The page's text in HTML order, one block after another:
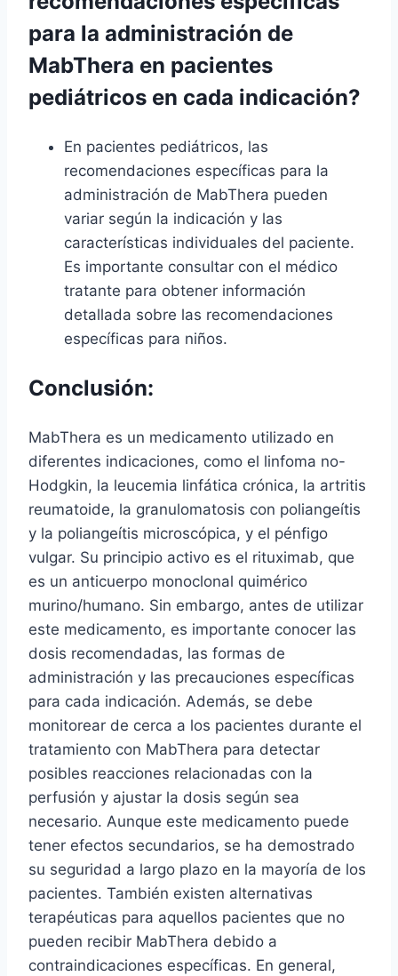
para la administración de
MabThera en pacientes
pediátricos en cada indicación?
En pacientes pediátricos, las
recomendaciones específicas para la
administración de MabThera pueden
variar según la indicación y las
características individuales del paciente.
Es importante consultar con el médico
tratante para obtener información
detallada sobre las recomendaciones
específicas para niños.
Conclusión:
MabThera es un medicamento utilizado en
diferentes indicaciones, como el linfoma no-
Hodgkin, la leucemia linfática crónica, la artritis
reumatoide, la granulomatosis con poliangeítis
y la poliangeítis microscópica, y el pénfigo
vulgar. Su principio activo es el rituximab, que
es un anticuerpo monoclonal quimérico
murino/humano. Sin embargo, antes de utilizar
este medicamento, es importante conocer las
dosis recomendadas, las formas de
administración y las precauciones específicas
para cada indicación. Además, se debe
monitorear de cerca a los pacientes durante el
tratamiento con MabThera para detectar
posibles reacciones relacionadas con la
perfusión y ajustar la dosis según sea
necesario. Aunque este medicamento puede
tener efectos secundarios, se ha demostrado
su seguridad a largo plazo en la mayoría de los
pacientes. También existen alternativas
terapéuticas para aquellos pacientes que no
pueden recibir MabThera debido a
contraindicaciones específicas. En general,